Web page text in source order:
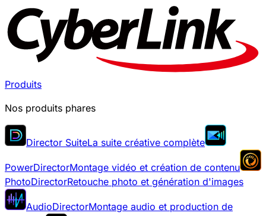
Produits
Nos produits phares
Director SuiteLa suite créative complète
PowerDirectorMontage vidéo et création de contenu
PhotoDirectorRetouche photo et génération d'images
AudioDirectorMontage audio et production de